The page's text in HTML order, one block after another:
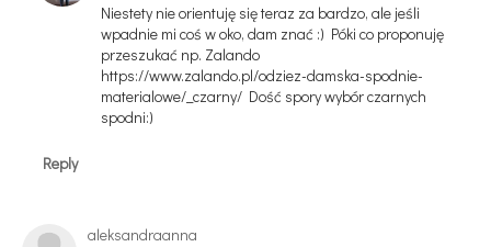
Niestety nie orientuję się teraz za bardzo, ale jeśli
wpadnie mi coś w oko, dam znać :) Póki co proponuję
przeszukać np. Zalando
https://www.zalando.pl/odziez-damska-spodnie-
materialowe/_czarny/ Dość spory wybór czarnych
spodni:)
Reply
aleksandraanna